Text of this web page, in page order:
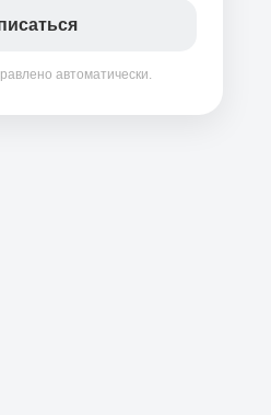
автоматически.